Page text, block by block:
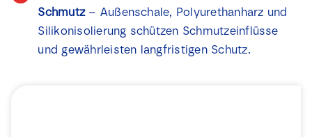
Schmutz– Außenschale, Polyurethanharz und
Silikonisolierung schützen Schmutzeinflüsse
und gewährleisten langfristigen Schutz.